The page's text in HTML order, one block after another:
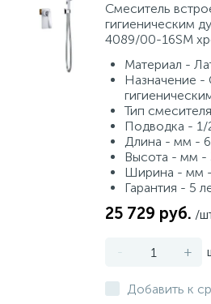
Смеситель
гигиеническим
4089/00-16SM
Материал -
Назначение -
Тип
Подводка - 1/
Длина - мм -
Высота - мм -
Ширина - мм
Гарантия - 5
25 729 руб. /
- +
Добавить к